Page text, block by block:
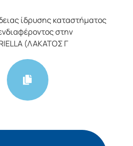
ίδρυσης καταστήματος
στην
(ΛΑΚΑΤΟΣ Γ